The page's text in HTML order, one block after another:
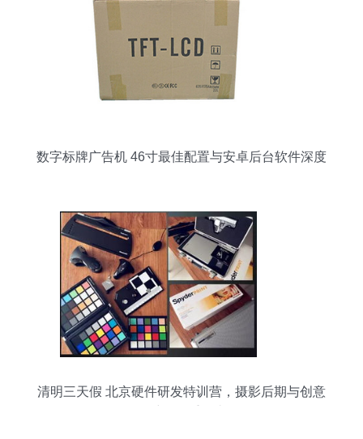
数字标牌广告机 46寸最佳配置与安卓后台软件深度
清明三天假 北京硬件研发特训营，摄影后期与创意